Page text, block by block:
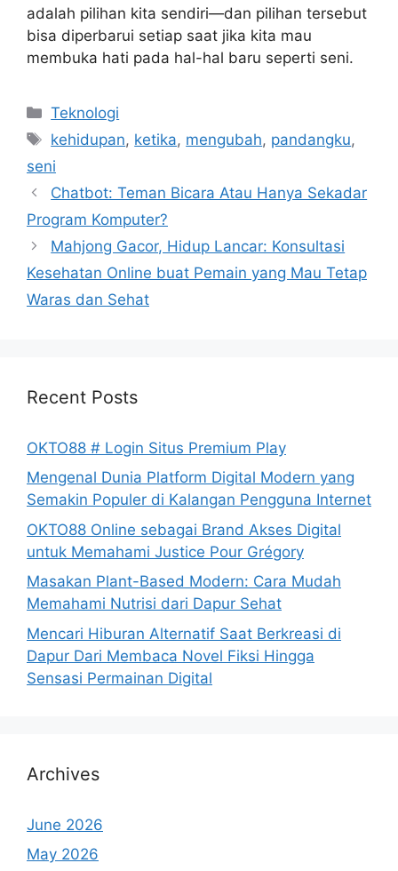
adalah pilihan kita sendiri—dan pilihan tersebut
bisa diperbarui setiap saat jika kita mau
membuka hati pada hal-hal baru seperti seni.
Categories
Teknologi
Tags
kehidupan, ketika, mengubah, pandangku,
seni
Chatbot: Teman Bicara Atau Hanya Sekadar
Program Komputer?
Mahjong Gacor, Hidup Lancar: Konsultasi
Kesehatan Online buat Pemain yang Mau Tetap
Waras dan Sehat
Recent Posts
OKTO88 # Login Situs Premium Play
Mengenal Dunia Platform Digital Modern yang
Semakin Populer di Kalangan Pengguna Internet
OKTO88 Online sebagai Brand Akses Digital
untuk Memahami Justice Pour Grégory
Masakan Plant-Based Modern: Cara Mudah
Memahami Nutrisi dari Dapur Sehat
Mencari Hiburan Alternatif Saat Berkreasi di
Dapur Dari Membaca Novel Fiksi Hingga
Sensasi Permainan Digital
Archives
June 2026
May 2026